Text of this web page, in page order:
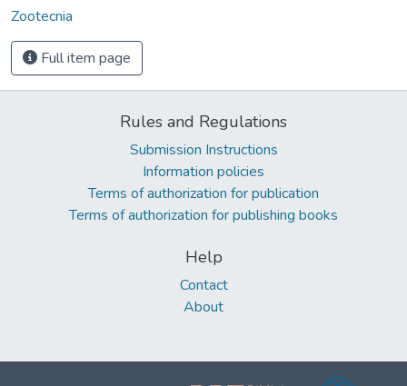
Zootecnia
Full item page
Rules and Regulations
Submission Instructions
Information policies
Terms of authorization for publication
Terms of authorization for publishing books
Help
Contact
About